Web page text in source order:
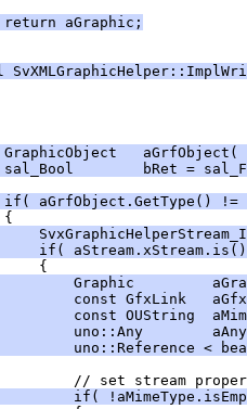
aGraphic;
bRet =
aGrfObject.GetType() !=
if(
Graphic
const GfxLink
const OUString
uno::Any
uno::Reference <
if(